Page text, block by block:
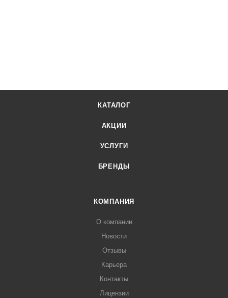
КАТАЛОГ
АКЦИИ
УСЛУГИ
БРЕНДЫ
КОМПАНИЯ
О компании
Новости
Отзывы
Карьера
Контакты
Лицензии